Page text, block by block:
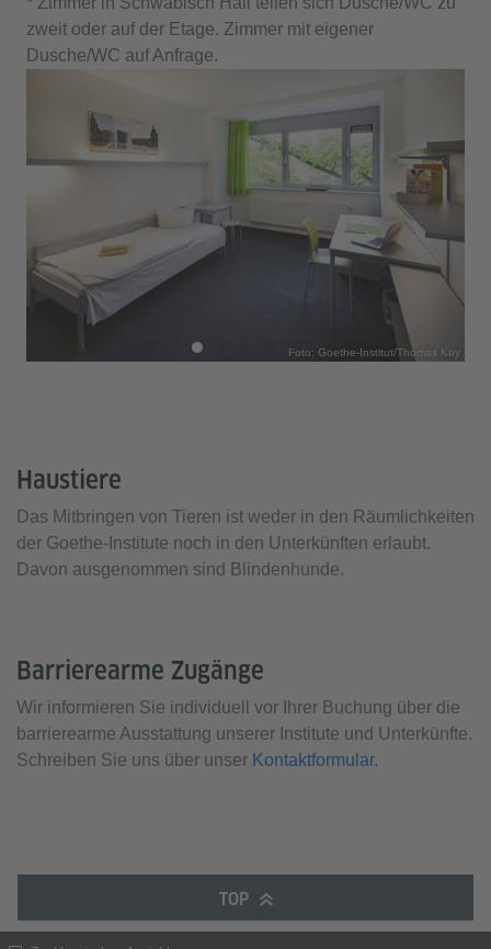
zweit oder auf der Etage. Zimmer mit eigener
Dusche/WC auf Anfrage.
Foto: Goethe-Institut/Thomas Koy
Haustiere
Das Mitbringen von Tieren ist weder in den Räumlichkeiten
der Goethe-Institute noch in den Unterkünften erlaubt.
Davon ausgenommen sind Blindenhunde.
Barrierearme Zugänge
Wir informieren Sie individuell vor Ihrer Buchung über die
barrierearme Ausstattung unserer Institute und Unterkünfte.
Schreiben Sie uns über unser Kontaktformular.
TOP